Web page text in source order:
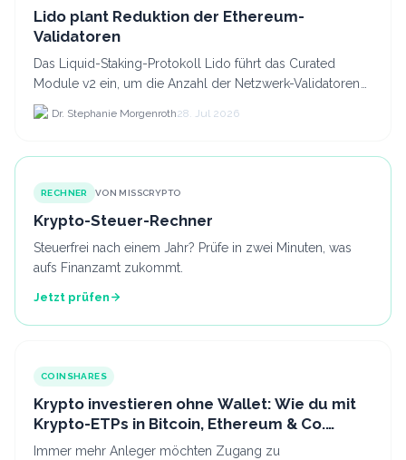
Lido plant Reduktion der Ethereum-
Validatoren
Das Liquid-Staking-Protokoll Lido führt das Curated
Module v2 ein, um die Anzahl der Netzwerk-Validatoren
von 880.000 auf etwa 628.
Dr. Stephanie Morgenroth28. Jul 2026
RECHNER VON MISSCRYPTO
Krypto-Steuer-Rechner
Steuerfrei nach einem Jahr? Prüfe in zwei Minuten, was
aufs Finanzamt zukommt.
Jetzt prüfen
COINSHARES
Krypto investieren ohne Wallet: Wie du mit
Krypto-ETPs in Bitcoin, Ethereum & Co.
anlegst
Immer mehr Anleger möchten Zugang zu